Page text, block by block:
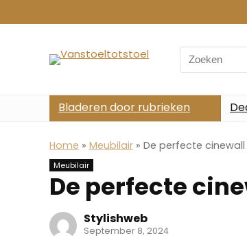
Search
for:
Bladeren door rubrieken
Home » Meubilair » De perfecte
Meubilair
De perfecte
Stylishweb
September 8, 2024